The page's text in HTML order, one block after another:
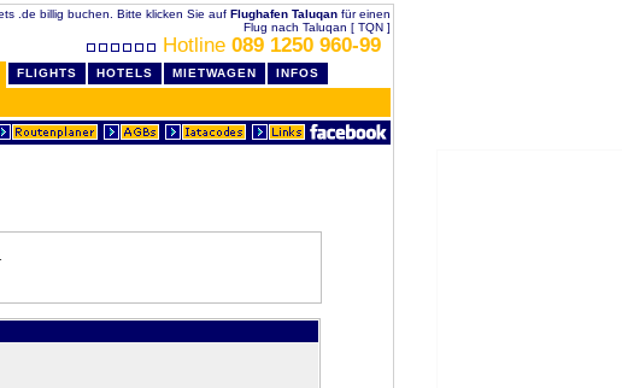
.de billig buchen. Bitte klicken Sie auf Flughafen Taluqan für einen
Flug nach Taluqan [ TQN ]
Hotline 089 1250 960-99
FLIGHTS HOTELS MIETWAGEN INFOS